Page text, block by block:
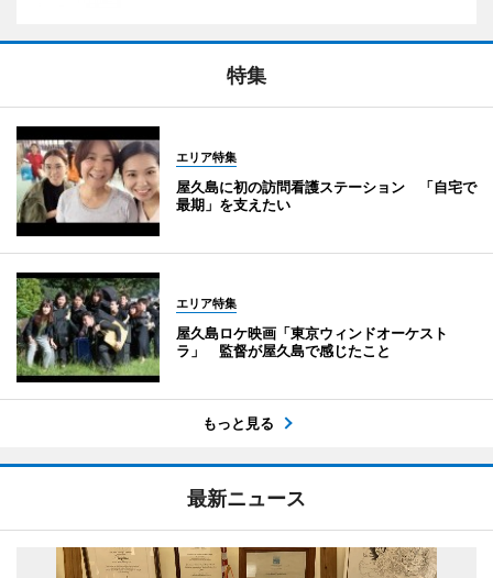
特集
エリア特集
屋久島に初の訪問看護ステーション 「自宅で
最期」を支えたい
エリア特集
屋久島ロケ映画「東京ウィンドオーケスト
ラ」 監督が屋久島で感じたこと
もっと見る
最新ニュース